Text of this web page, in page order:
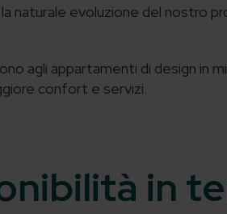
naturale evoluzione del nostro
agli appartamenti di design in
confort e servizi.
in